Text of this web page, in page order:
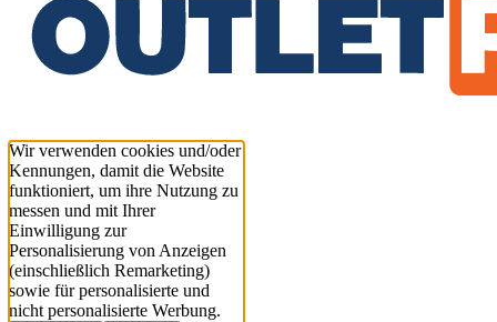
Wir verwenden cookies und/oder
Kennungen, damit die Website
funktioniert, um ihre Nutzung zu
messen und mit Ihrer
Einwilligung zur
Personalisierung von Anzeigen
(einschließlich Remarketing)
sowie für personalisierte und
nicht personalisierte Werbung.